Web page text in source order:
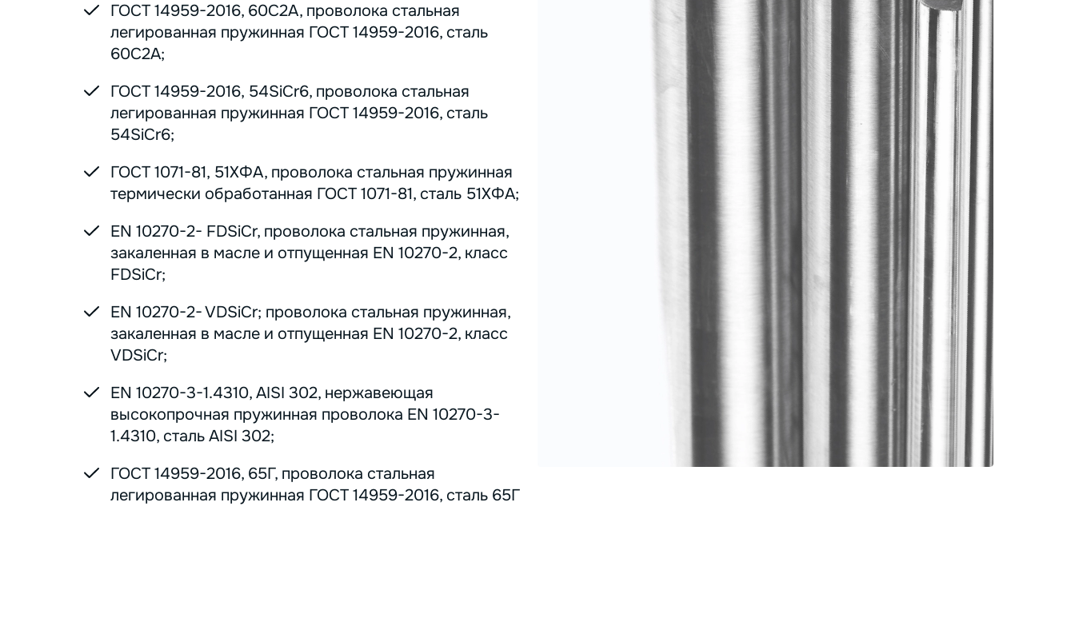
ГОСТ 14959-2016, 60С2А, проволока стальная
легированная пружинная ГОСТ 14959-2016, сталь
60С2А;
ГОСТ 14959-2016, 54SiCr6, проволока стальная
легированная пружинная ГОСТ 14959-2016, сталь
54SiCr6;
ГОСТ 1071-81, 51ХФА, проволока стальная пружинная
термически обработанная ГОСТ 1071-81, сталь 51ХФА;
EN 10270-2- FDSiCr, проволока стальная пружинная,
закаленная в масле и отпущенная EN 10270-2, класс
FDSiCr;
EN 10270-2- VDSiCr; проволока стальная пружинная,
закаленная в масле и отпущенная EN 10270-2, класс
VDSiCr;
EN 10270-3-1.4310, AISI 302, нержавеющая
высокопрочная пружинная проволока EN 10270-3-
1.4310, сталь AISI 302;
ГОСТ 14959-2016, 65Г, проволока стальная
легированная пружинная ГОСТ 14959-2016, сталь 65Г